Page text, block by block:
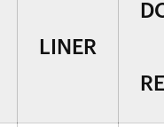
LINER